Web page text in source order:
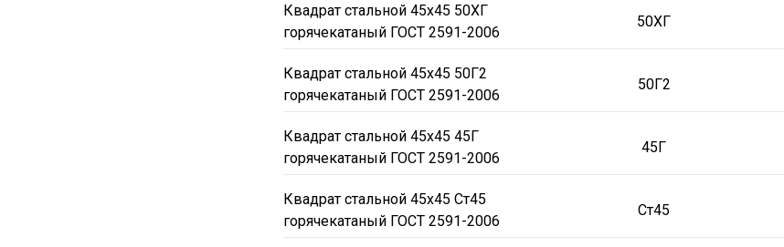
Квадрат стальной 45х45 50ХГ
горячекатаный ГОСТ 2591-2006
50ХГ
Квадрат стальной 45х45 50Г2
горячекатаный ГОСТ 2591-2006
50Г2
Квадрат стальной 45х45 45Г
горячекатаный ГОСТ 2591-2006
45Г
Квадрат стальной 45х45 Ст45
горячекатаный ГОСТ 2591-2006
Ст45